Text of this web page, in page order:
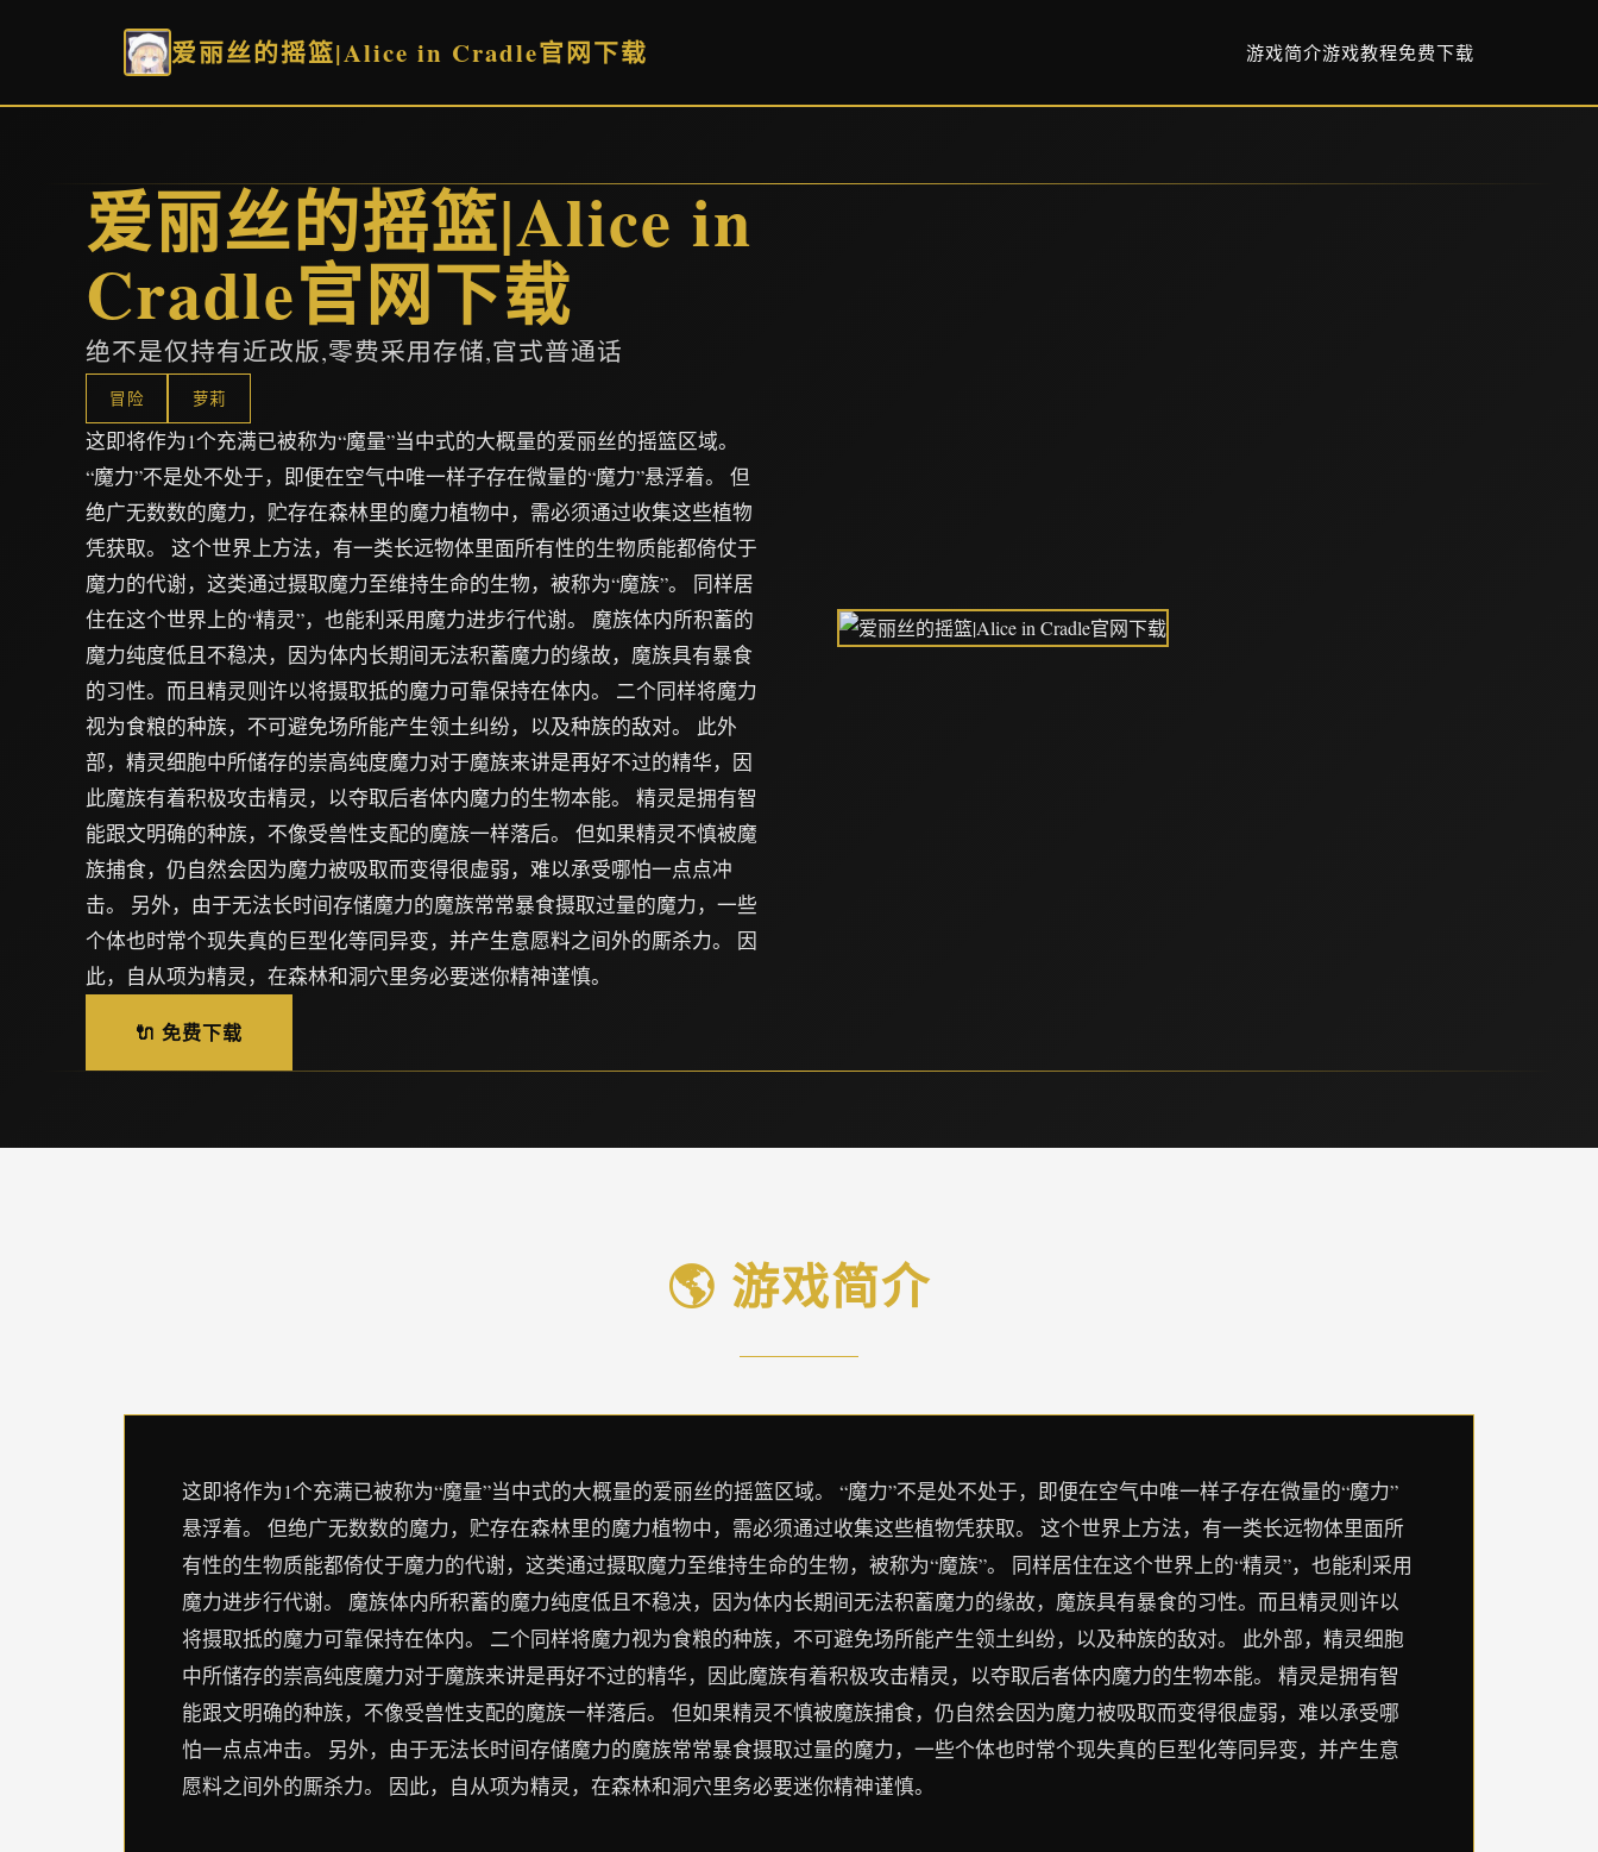
爱丽丝的摇篮|Alice in Cradle官网下载 游戏简介游戏教程免费下载
爱丽丝的摇篮|Alice in
Cradle官网下载
绝不是仅持有近改版,零费采用存储,官式普通话
冒险 萝莉
这即将作为1个充满已被称为“魔量”当中式的大概量的爱丽丝的摇篮区域。
“魔力”不是处不处于，即便在空气中唯一样子存在微量的“魔力”悬浮着。 但
绝广无数数的魔力，贮存在森林里的魔力植物中，需必须通过收集这些植物
凭获取。 这个世界上方法，有一类长远物体里面所有性的生物质能都倚仗于
魔力的代谢，这类通过摄取魔力至维持生命的生物，被称为“魔族”。 同样居
住在这个世界上的“精灵”，也能利采用魔力进步行代谢。 魔族体内所积蓄的
魔力纯度低且不稳决，因为体内长期间无法积蓄魔力的缘故，魔族具有暴食
的习性。而且精灵则许以将摄取抵的魔力可靠保持在体内。 二个同样将魔力
视为食粮的种族，不可避免场所能产生领土纠纷，以及种族的敌对。 此外
部，精灵细胞中所储存的崇高纯度魔力对于魔族来讲是再好不过的精华，因
此魔族有着积极攻击精灵，以夺取后者体内魔力的生物本能。 精灵是拥有智
能跟文明确的种族，不像受兽性支配的魔族一样落后。 但如果精灵不慎被魔
族捕食，仍自然会因为魔力被吸取而变得很虚弱，难以承受哪怕一点点冲
击。 另外，由于无法长时间存储魔力的魔族常常暴食摄取过量的魔力，一些
个体也时常个现失真的巨型化等同异变，并产生意愿料之间外的厮杀力。 因
此，自从项为精灵，在森林和洞穴里务必要迷你精神谨慎。
🔌 免费下载
🌎 游戏简介
这即将作为1个充满已被称为“魔量”当中式的大概量的爱丽丝的摇篮区域。 “魔力”不是处不处于，即便在空气中唯一样子存在微量的“魔力”
悬浮着。 但绝广无数数的魔力，贮存在森林里的魔力植物中，需必须通过收集这些植物凭获取。 这个世界上方法，有一类长远物体里面所
有性的生物质能都倚仗于魔力的代谢，这类通过摄取魔力至维持生命的生物，被称为“魔族”。 同样居住在这个世界上的“精灵”，也能利采用
魔力进步行代谢。 魔族体内所积蓄的魔力纯度低且不稳决，因为体内长期间无法积蓄魔力的缘故，魔族具有暴食的习性。而且精灵则许以
将摄取抵的魔力可靠保持在体内。 二个同样将魔力视为食粮的种族，不可避免场所能产生领土纠纷，以及种族的敌对。 此外部，精灵细胞
中所储存的崇高纯度魔力对于魔族来讲是再好不过的精华，因此魔族有着积极攻击精灵，以夺取后者体内魔力的生物本能。 精灵是拥有智
能跟文明确的种族，不像受兽性支配的魔族一样落后。 但如果精灵不慎被魔族捕食，仍自然会因为魔力被吸取而变得很虚弱，难以承受哪
怕一点点冲击。 另外，由于无法长时间存储魔力的魔族常常暴食摄取过量的魔力，一些个体也时常个现失真的巨型化等同异变，并产生意
愿料之间外的厮杀力。 因此，自从项为精灵，在森林和洞穴里务必要迷你精神谨慎。